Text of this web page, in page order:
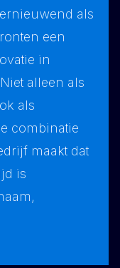
als
een
in
alleen als
als
combinatie
maakt dat
is